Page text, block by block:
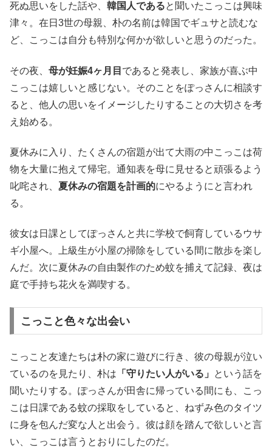
死ぬ思いをした話や、 韓国人であると聞いたこっこは興味
津々。在日3世の母親、朴の名前は韓国でギュサと読むな
ど、こっこは自分も特別な何かが欲しいと思うのだった。
その夜、 母が妊娠4ヶ月目 であると発表し、家族が喜ぶ中
こっこは嬉しいと感じない。そのことをぽっさんに相談す
ると、他人の思いをイメージしたりすることの大切さを考
え始める。
夏休みに入り、たくさんの宿題が出て大雨の中こっこは荷
物を大量に抱えて帰宅。通知表を母に見せると頑張るよう
叱咤され、 夏休みの宿題を計画的にやるようにと言われ
る。
彼女は日課としてぽっさんと共に学校で飼育しているウサ
ギ小屋へ。上級生が小屋の掃除をしている間に散歩を楽し
んだ。次に夏休みの自由製作のため蚊を捕えて記録、夜は
庭で手持ち花火を満喫する。
こっこと色々な出会い
こっこと友達たちは朴の家に遊びに行き、彼の母親が泣い
ているのを見たり、朴は 「守りたい人がいる」
という話を
聞いたりする。ぽっさんが田舎に帰っている間にも、こっ
こは日課である蚊の採取をしていると、ねずみ色のタイツ
に身を包んだ変な人と出会う。彼は顔を踏んで欲しいと言
い、こっこは言うとおりにしたのだ。